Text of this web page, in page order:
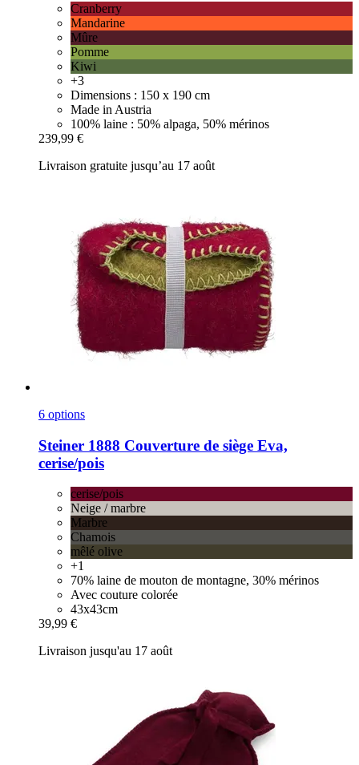
Cranberry
Mandarine
Mûre
Pomme
Kiwi
+3
Dimensions : 150 x 190 cm
Made in Austria
100% laine : 50% alpaga, 50% mérinos
239,99 €
Livraison gratuite jusqu’au 17 août
6 options
Steiner 1888 Couverture de siège Eva,
cerise/pois
cerise/pois
Neige / marbre
Marbre
Chamois
mêlé olive
+1
70% laine de mouton de montagne, 30% mérinos
Avec couture colorée
43x43cm
39,99 €
Livraison jusqu'au 17 août